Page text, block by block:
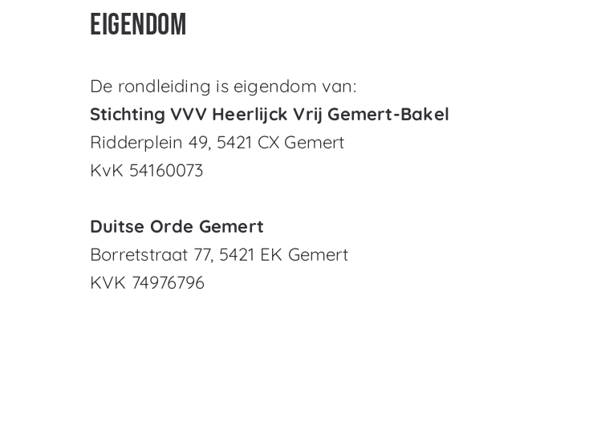
Eigendom
De rondleiding is eigendom van:
Stichting VVV Heerlijck Vrij Gemert-Bakel
Ridderplein 49, 5421 CX Gemert
KvK 54160073
Duitse Orde Gemert
Borretstraat 77, 5421 EK Gemert
KVK 74976796